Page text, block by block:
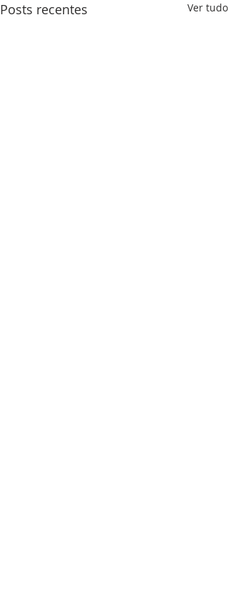
Posts recentes Ver tudo